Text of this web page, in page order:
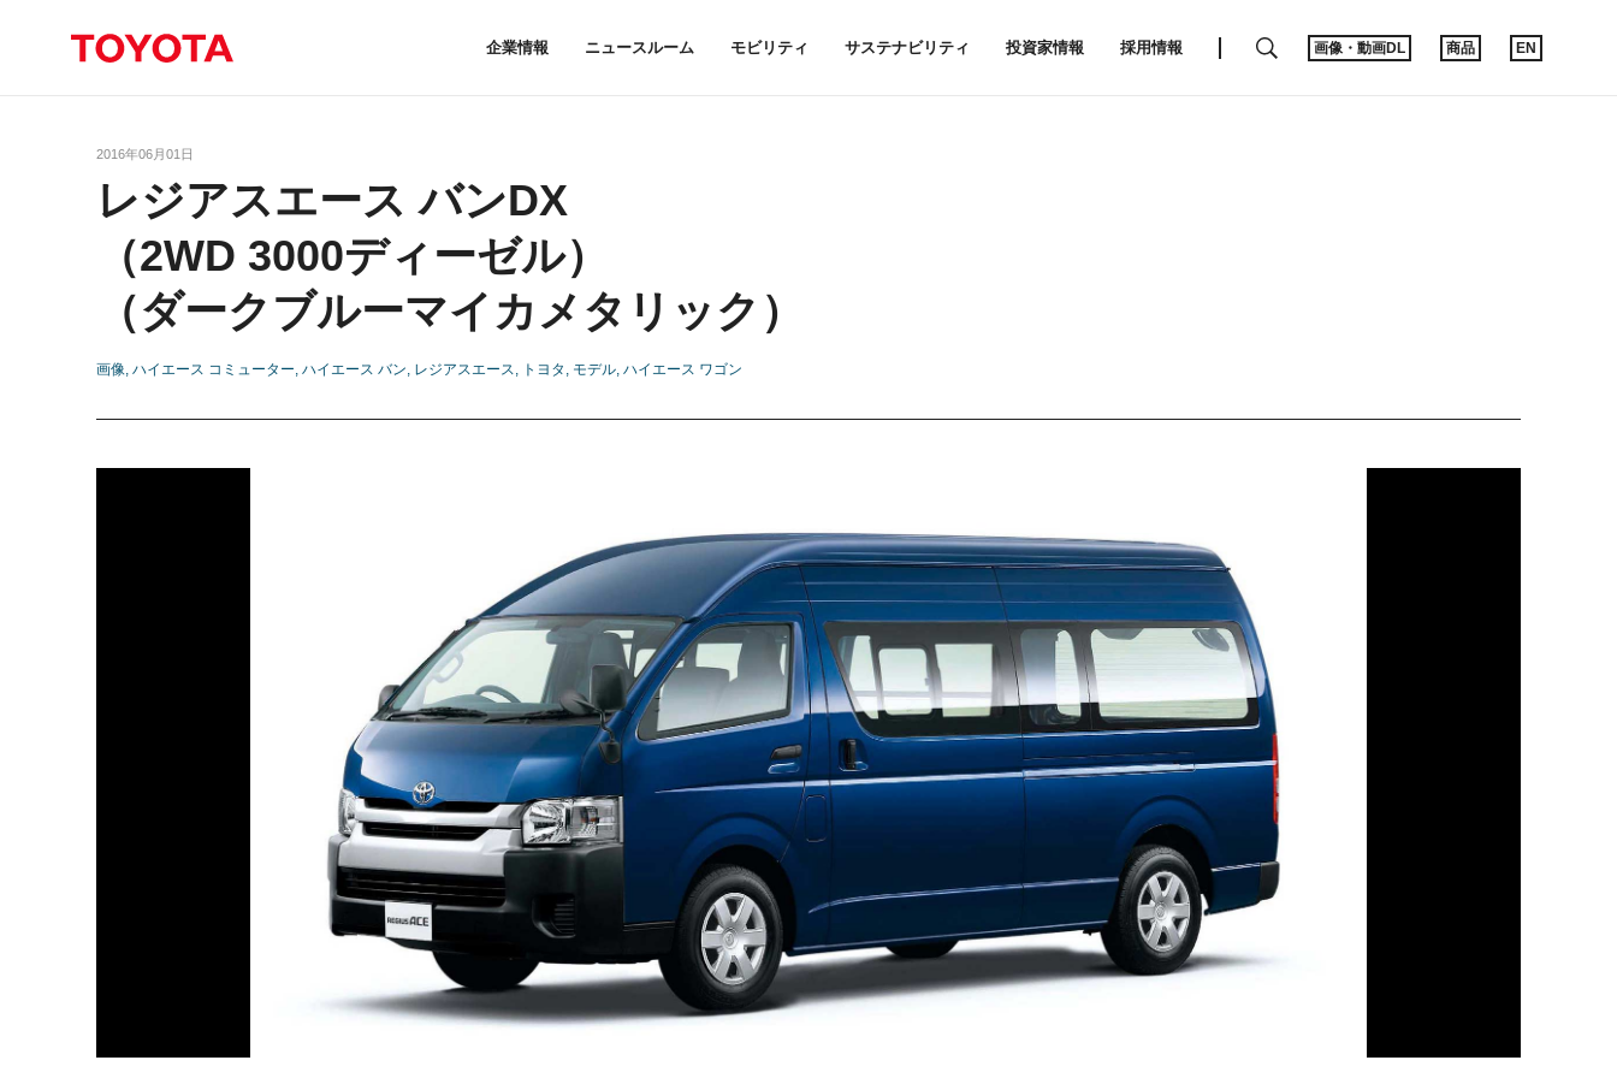
企業情報 ニュースルーム モビリティ サステナビリティ 投資家情報 採用情報 SEARCH画像・動画DL 商品 EN
2016年06月01日
レジアスエース バンDX
（2WD 3000ディーゼル）
（ダークブルーマイカメタリック）
画像 ハイエース コミューター ハイエース バン レジアスエース トヨタ モデル ハイエース ワゴン